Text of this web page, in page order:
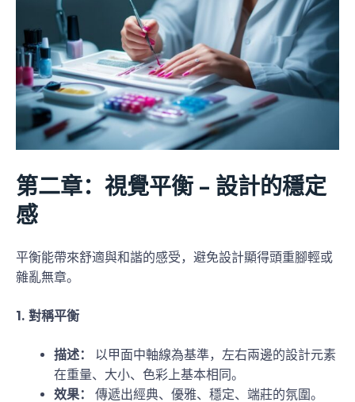
第二章：視覺平衡 – 設計的穩定
感
平衡能帶來舒適與和諧的感受，避免設計顯得頭重腳輕或
雜亂無章。
1. 對稱平衡
描述：
以甲面中軸線為基準，左右兩邊的設計元素
在重量、大小、色彩上基本相同。
效果：
傳遞出經典、優雅、穩定、端莊的氛圍。